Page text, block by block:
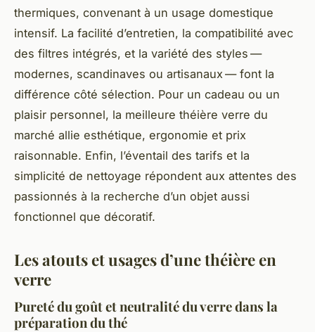
thermiques, convenant à un usage domestique
intensif. La facilité d’entretien, la compatibilité avec
des filtres intégrés, et la variété des styles —
modernes, scandinaves ou artisanaux — font la
différence côté sélection. Pour un cadeau ou un
plaisir personnel, la meilleure théière verre du
marché allie esthétique, ergonomie et prix
raisonnable. Enfin, l’éventail des tarifs et la
simplicité de nettoyage répondent aux attentes des
passionnés à la recherche d’un objet aussi
fonctionnel que décoratif.
Les atouts et usages d’une théière en
verre
Pureté du goût et neutralité du verre dans la
préparation du thé